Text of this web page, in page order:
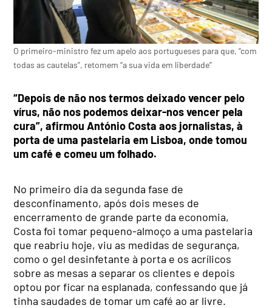
O primeiro-ministro fez um apelo aos portugueses para que, “com
todas as cautelas”, retomem “a sua vida em liberdade”
“Depois de não nos termos deixado vencer pelo
vírus, não nos podemos deixar-nos vencer pela
cura”, afirmou António Costa aos jornalistas, à
porta de uma pastelaria em Lisboa, onde tomou
um café e comeu um folhado.
No primeiro dia da segunda fase de
desconfinamento, após dois meses de
encerramento de grande parte da economia,
Costa foi tomar pequeno-almoço a uma pastelaria
que reabriu hoje, viu as medidas de segurança,
como o gel desinfetante à porta e os acrílicos
sobre as mesas a separar os clientes e depois
optou por ficar na esplanada, confessando que já
tinha saudades de tomar um café ao ar livre.